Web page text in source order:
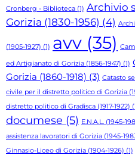
Cronberg - Biblioteca (1) Archivio
Gorizia (1830-1956) (4)
(1905-1927) (1) avv (35)
ed Artigianato di Gorizia (1856-1947) (1)
Gorizia (1860-1918) (3) Catasto
civile per il distretto politico di Gorizia
distretto politico di Gradisca (1917-1922)
documese (5) E.N.A.L. (1945-
assistenza lavoratori di Gorizia (1945-
Ginnasio-Liceo di Gorizia (1904-1926) (1)